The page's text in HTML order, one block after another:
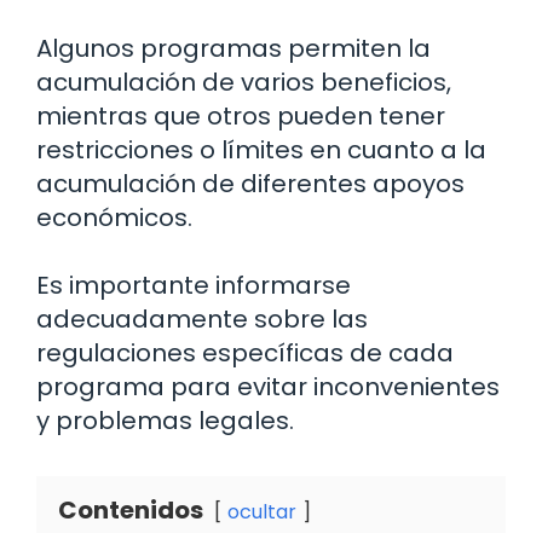
Algunos programas permiten la
acumulación de varios beneficios,
mientras que otros pueden tener
restricciones o límites en cuanto a la
acumulación de diferentes apoyos
económicos.
Es importante informarse
adecuadamente sobre las
regulaciones específicas de cada
programa para evitar inconvenientes
y problemas legales.
Contenidos ocultar